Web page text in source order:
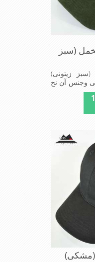
(سبز
زیتونی)
وجنس آن نخ
مشکی تترون
داشته باشد
که پشت کلاه
خوش رنگ و
مخمل
(مشکی)